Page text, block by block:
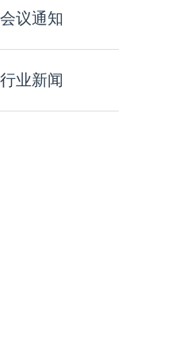
会议通知
行业新闻